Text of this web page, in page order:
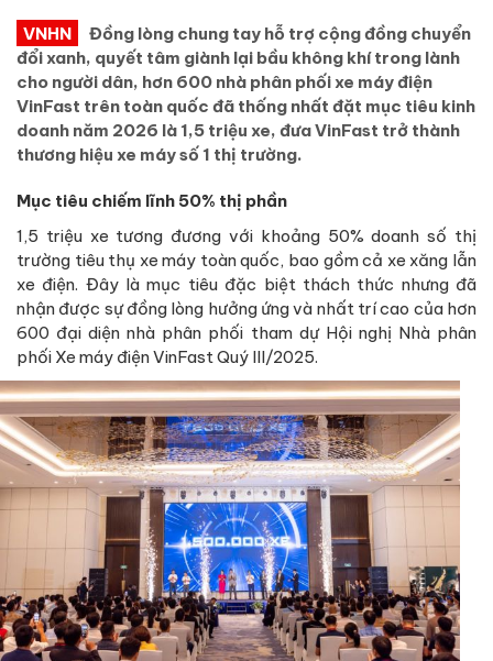
VNHN
Đồng lòng chung tay hỗ trợ cộng đồng chuyển
đổi xanh, quyết tâm giành lại bầu không khí trong lành
cho người dân, hơn 600 nhà phân phối xe máy điện
VinFast trên toàn quốc đã thống nhất đặt mục tiêu kinh
doanh năm 2026 là 1,5 triệu xe, đưa VinFast trở thành
thương hiệu xe máy số 1 thị trường.
Mục tiêu chiếm lĩnh 50% thị phần
1,5 triệu xe tương đương với khoảng 50% doanh số thị
trường tiêu thụ xe máy toàn quốc, bao gồm cả xe xăng lẫn
xe điện. Đây là mục tiêu đặc biệt thách thức nhưng đã
nhận được sự đồng lòng hưởng ứng và nhất trí cao của hơn
600 đại diện nhà phân phối tham dự Hội nghị Nhà phân
phối Xe máy điện VinFast Quý III/2025.